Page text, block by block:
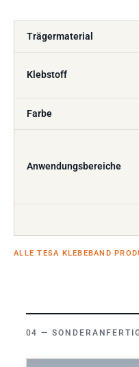
Trägermaterial
Klebstoff
Farbe
Anwendungsbereiche
ALLE TESA KLEBEBAND